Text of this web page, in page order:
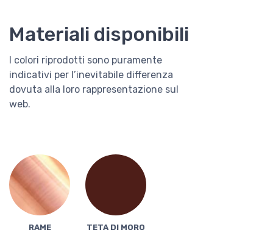
Materiali disponibili
I colori riprodotti sono puramente
indicativi per l’inevitabile differenza
dovuta alla loro rappresentazione sul
web.
RAME TETA DI MORO